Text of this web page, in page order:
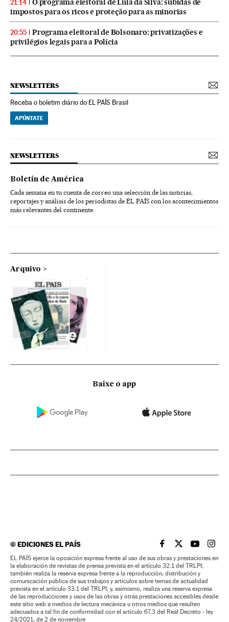
21:14
impostos para os ricos e proteção para as minorias
20:55
Programa eleitoral de Bolsonaro: privatizações e
privilégios legais para a Polícia
NEWSLETTERS
Receba o boletim diário do EL PAÍS Brasil
APÚNTATE
NEWSLETTERS
Boletín de América
Cada semana en tu cuenta de correo una selección de las noticias,
reportajes y análisis de los periodistas de EL PAÍS con los acontecimientos
más relevantes del continente.
Arquivo
Baixe o app
©EDICIONES EL PAÍS EL PAÍS BRASIL EN
EL PAÍSEL PAÍS
EL
EL PAÍS ejerce la oposición expresa frente al uso de sus obras y prestaciones en
la elaboración de revistas de prensa prevista en el artículo 32.1 del TRLPI;
también realiza la reserva expresa frente a la reproducción, distribución y
comunicación pública de sus trabajos y artículos sobre temas de actualidad
prevista en el artículo 33.1 del TRLPI; y, asimismo, realiza una reserva expresa
de las reproducciones y usos de las obras y otras prestaciones accesibles desde
este sitio web a medios de lectura mecánica u otros medios que resulten
adecuados a tal fin de conformidad con el artículo 67.3 del Real Decreto - ley
24/2021, de 2 de noviembre